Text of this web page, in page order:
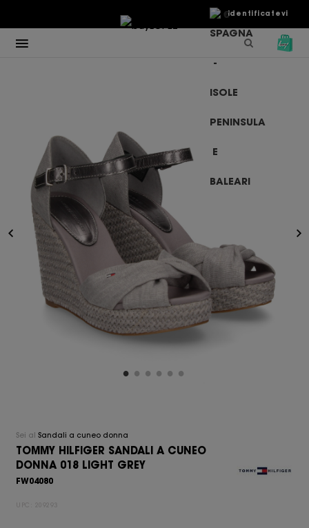
Identificatevi
€
Sei al Sandali a cuneo donna
TOMMY HILFIGER SANDALI A CUNEO
DONNA 018 LIGHT GREY
FW04080
UPC: 209293